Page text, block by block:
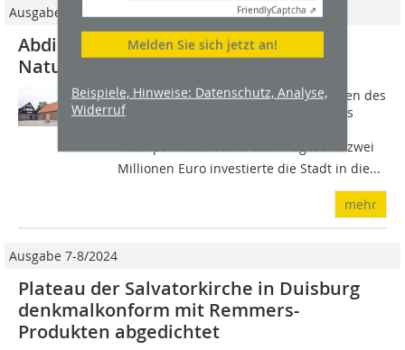
FriendlyCaptcha ⇗
Melden Sie sich jetzt an!
Beispiele, Hinweise: Datenschutz, Analyse,
Widerruf
Ausgabe 04/2023
Abdichtungen von Remmers für das
Naturparkhaus Steveraue in Olfen
In Olfen entstand, gefördert im Rahmen des
regionalen Wirtschaftsprogramms, das
Naturparkhaus Steveraue. Insgesamt zwei
Millionen Euro investierte die Stadt in die...
mehr
Ausgabe 7-8/2024
Plateau der Salvatorkirche in Duisburg
denkmalkonform mit Remmers-
Produkten abgedichtet